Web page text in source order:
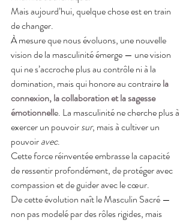
Mais aujourd’hui, quelque chose est en train
de changer.
À mesure que nous évoluons, une nouvelle
vision de la masculinité émerge — une vision
qui ne s’accroche plus au contrôle ni à la
domination, mais qui honore au contraire la
connexion, la collaboration et la sagesse
émotionnelle. La masculinité ne cherche plus à
exercer un pouvoir sur, mais à cultiver un
pouvoir avec.
Cette force réinventée embrasse la capacité
de ressentir profondément, de protéger avec
compassion et de guider avec le cœur.
De cette évolution naît le Masculin Sacré —
non pas modelé par des rôles rigides, mais